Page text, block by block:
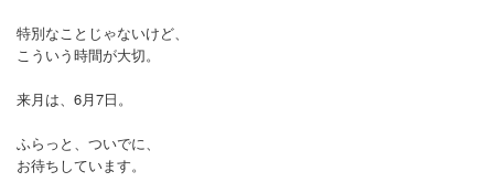
特別なことじゃないけど、
こういう時間が大切。
来月は、6月7日。
ふらっと、ついでに、
お待ちしています。